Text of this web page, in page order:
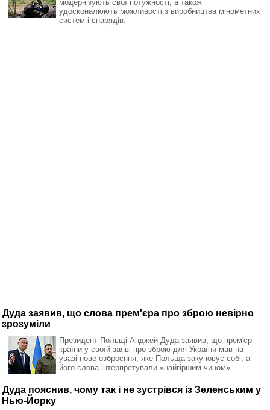
модернізують свої потужності, а також
удосконалюють можливості з виробництва мінометних
систем і снарядів.
Дуда заявив, що слова прем'єра про зброю невірно
зрозуміли
Президент Польщі Анджей Дуда заявив, що прем'єр
країни у своїй заяві про зброю для України мав на
увазі нове озброєння, яке Польща закуповує собі, а
його слова інтерпретували «найгіршим чином».
Дуда пояснив, чому так і не зустрівся із Зеленським у
Нью-Йорку